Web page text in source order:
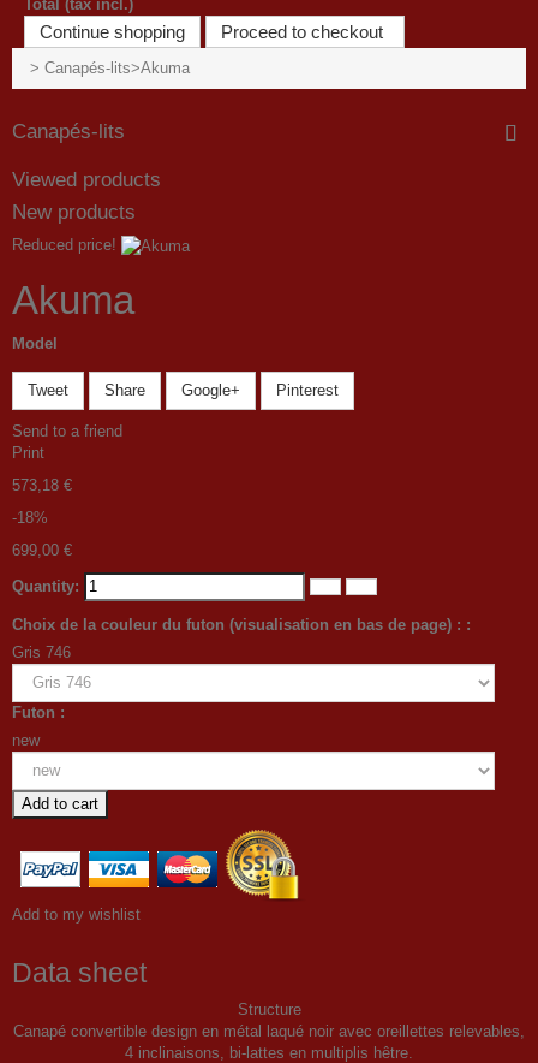
Total (tax incl.)
Continue shopping Proceed to checkout
> Canapés-lits>Akuma
Canapés-lits
Viewed products
New products
Reduced price!
Akuma
Model
Tweet Share Google+ Pinterest
Send to a friend
Print
573,18 €
-18%
699,00 €
Quantity:
Choix de la couleur du futon (visualisation en bas de page) : :
Gris 746
Futon :
new
Add to cart
Add to my wishlist
Data sheet
Structure
Canapé convertible design en métal laqué noir avec oreillettes relevables,
4 inclinaisons, bi-lattes en multiplis hêtre.